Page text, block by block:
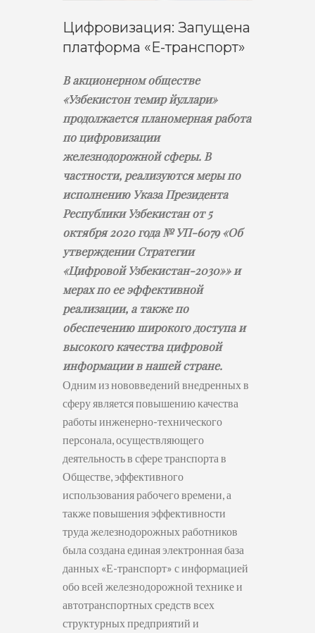
Цифровизация: Запущена
платформа «Е-транспорт»
В акционерном обществе
«Узбекистон темир йуллари»
продолжается планомерная работа
по цифровизации
железнодорожной сферы. В
частности, реализуются меры по
исполнению Указа Президента
Республики Узбекистан от 5
октября 2020 года № УП-6079 «Об
утверждении Стратегии
«Цифровой Узбекистан-2030»» и
мерах по ее эффективной
реализации, а также по
обеспечению широкого доступа и
высокого качества цифровой
информации в нашей стране.
Одним из нововведений внедренных в
сферу является повышению качества
работы инженерно-технического
персонала, осуществляющего
деятельность в сфере транспорта в
Обществе, эффективного
использования рабочего времени, а
также повышения эффективности
труда железнодорожных работников
была создана единая электронная база
данных «Е-транспорт» с информацией
обо всей железнодорожной технике и
автотранспортных средств всех
структурных предприятий и